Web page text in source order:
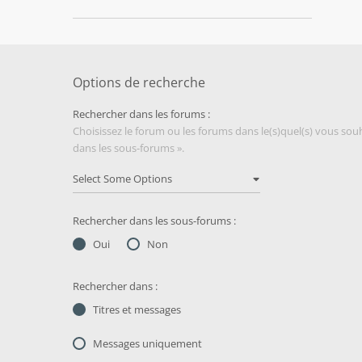
Options de recherche
Rechercher dans les forums :
Choisissez le forum ou les forums dans le(s)quel(s) vous
dans les sous-forums ».
Rechercher dans les sous-forums :
Oui
Non
Rechercher dans :
Titres et messages
Messages uniquement